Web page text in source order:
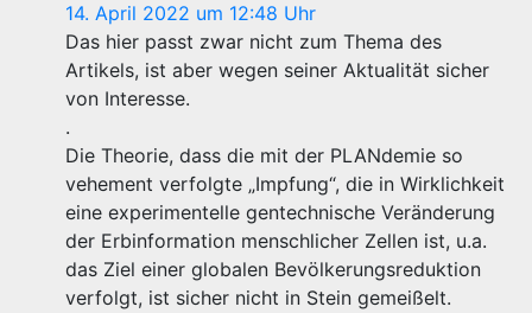
14. April 2022 um 12:48 Uhr
Das hier passt zwar nicht zum Thema des
Artikels, ist aber wegen seiner Aktualität sicher
von Interesse.
.
Die Theorie, dass die mit der PLANdemie so
vehement verfolgte „Impfung“, die in Wirklichkeit
eine experimentelle gentechnische Veränderung
der Erbinformation menschlicher Zellen ist, u.a.
das Ziel einer globalen Bevölkerungsreduktion
verfolgt, ist sicher nicht in Stein gemeißelt.